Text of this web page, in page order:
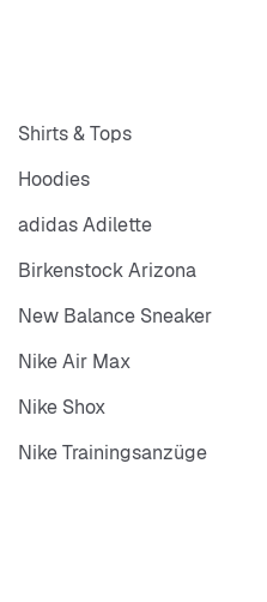
Shirts & Tops
Hoodies
adidas Adilette
Birkenstock Arizona
New Balance Sneaker
Nike Air Max
Nike Shox
Nike Trainingsanzüge